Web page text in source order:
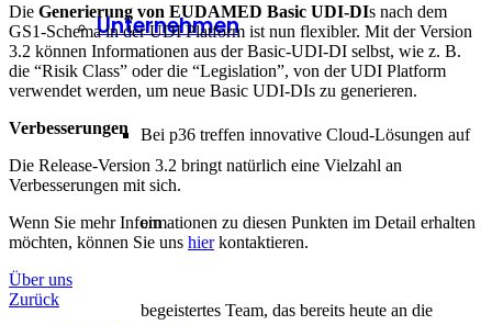
Unternehmen
Bei p36 treffen innovative Cloud-Lösungen auf
ein
begeistertes Team, das bereits heute an die
Die Generierung von EUDAMED Basic UDI-DIs nach dem
GS1-Schema in der UDI Platform ist nun flexibler. Mit der Version
3.2 können Informationen aus der Basic-UDI-DI selbst, wie z. B.
die “Risik Class” oder die “Legislation”, von der UDI Platform
verwendet werden, um neue Basic UDI-DIs zu generieren.
Verbesserungen
Die Release-Version 3.2 bringt natürlich eine Vielzahl an
Verbesserungen mit sich.
Wenn Sie mehr Informationen zu diesen Punkten im Detail erhalten
möchten, können Sie uns hierkontaktieren.
Über uns
Zurück